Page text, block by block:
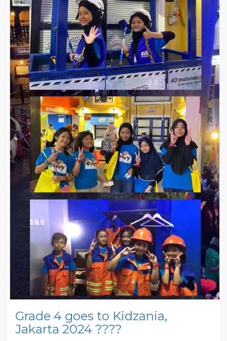
Grade 4 goes to Kidzania,
Jakarta 2024 ????